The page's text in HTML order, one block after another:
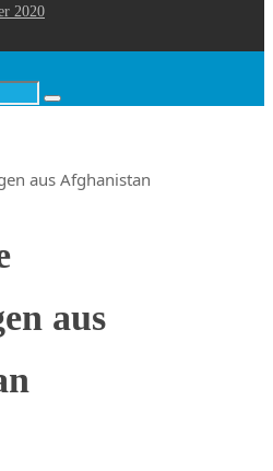
2020
Suchen
aus Afghanistan
aus